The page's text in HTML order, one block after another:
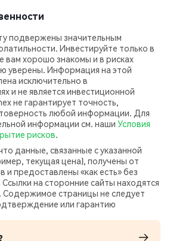
подвержены значительным
Инвестируйте только в
вам хорошо знакомы и в рисках
уверены. Информация на этой
исключительно в
и не является инвестиционной
не гарантирует точность,
любой информации. Для
информации см. наши Условия
рисков.
данные, связанные с указанной
текущая цена), получены от
и предоставлены «как есть» без
на сторонние сайты находятся
Содержимое страницы не следует
или гарантию